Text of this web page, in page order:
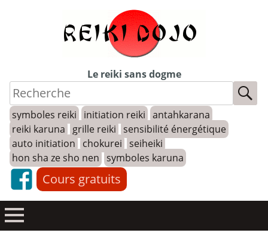
Le reiki sans dogme
symboles reiki initiation reiki antahkarana
reiki karuna
grille reiki sensibilité énergétique
auto initiation
chokurei seiheiki
hon sha ze sho nen symboles karuna
Cours gratuits